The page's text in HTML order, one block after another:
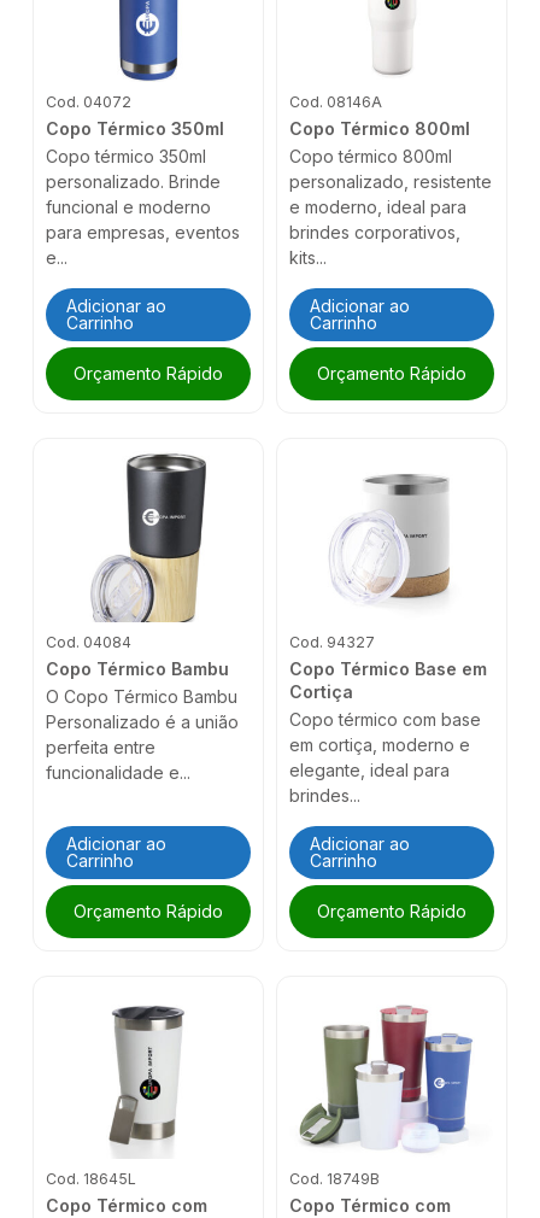
Cod. 04072
Copo Térmico 350ml
Copo térmico 350ml
personalizado. Brinde
funcional e moderno
para empresas, eventos
e...
Adicionar ao
Carrinho
Orçamento Rápido
Cod. 08146A
Copo Térmico 800ml
Copo térmico 800ml
personalizado, resistente
e moderno, ideal para
brindes corporativos,
kits...
Adicionar ao
Carrinho
Orçamento Rápido
Cod. 04084
Copo Térmico Bambu
O Copo Térmico Bambu
Personalizado é a união
perfeita entre
funcionalidade e...
Adicionar ao
Carrinho
Orçamento Rápido
Cod. 94327
Copo Térmico Base em
Cortiça
Copo térmico com base
em cortiça, moderno e
elegante, ideal para
brindes...
Adicionar ao
Carrinho
Orçamento Rápido
Cod. 18645L
Copo Térmico com
Cod. 18749B
Copo Térmico com